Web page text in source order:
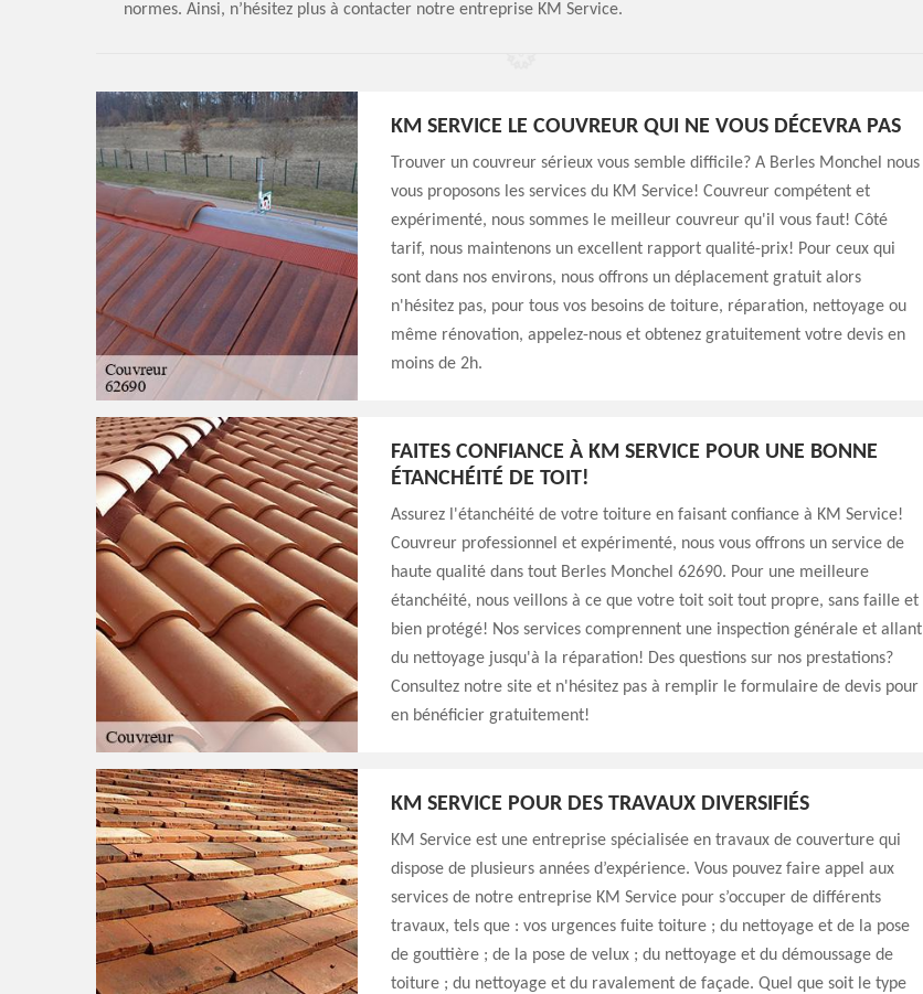
normes. Ainsi, n’hésitez plus à contacter notre entreprise KM Service.
KM SERVICE LE COUVREUR QUI NE VOUS DÉCEVRA PAS
Trouver un couvreur sérieux vous semble difficile? A Berles Monchel nous
vous proposons les services du KM Service! Couvreur compétent et
expérimenté, nous sommes le meilleur couvreur qu'il vous faut! Côté
tarif, nous maintenons un excellent rapport qualité-prix! Pour ceux qui
sont dans nos environs, nous offrons un déplacement gratuit alors
n'hésitez pas, pour tous vos besoins de toiture, réparation, nettoyage ou
même rénovation, appelez-nous et obtenez gratuitement votre devis en
moins de 2h.
FAITES CONFIANCE À KM SERVICE POUR UNE BONNE
ÉTANCHÉITÉ DE TOIT!
Assurez l'étanchéité de votre toiture en faisant confiance à KM Service!
Couvreur professionnel et expérimenté, nous vous offrons un service de
haute qualité dans tout Berles Monchel 62690. Pour une meilleure
étanchéité, nous veillons à ce que votre toit soit tout propre, sans faille et
bien protégé! Nos services comprennent une inspection générale et allant
du nettoyage jusqu'à la réparation! Des questions sur nos prestations?
Consultez notre site et n'hésitez pas à remplir le formulaire de devis pour
en bénéficier gratuitement!
KM SERVICE POUR DES TRAVAUX DIVERSIFIÉS
KM Service est une entreprise spécialisée en travaux de couverture qui
dispose de plusieurs années d’expérience. Vous pouvez faire appel aux
services de notre entreprise KM Service pour s’occuper de différents
travaux, tels que : vos urgences fuite toiture ; du nettoyage et de la pose
de gouttière ; de la pose de velux ; du nettoyage et du démoussage de
toiture ; du nettoyage et du ravalement de façade. Quel que soit le type